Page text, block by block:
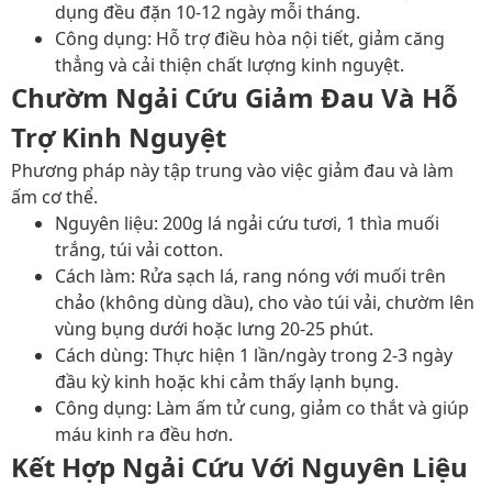
dụng đều đặn 10-12 ngày mỗi tháng.
Công dụng: Hỗ trợ điều hòa nội tiết, giảm căng
thẳng và cải thiện chất lượng kinh nguyệt.
Chườm Ngải Cứu Giảm Đau Và Hỗ
Trợ Kinh Nguyệt
Phương pháp này tập trung vào việc giảm đau và làm
ấm cơ thể.
Nguyên liệu: 200g lá ngải cứu tươi, 1 thìa muối
trắng, túi vải cotton.
Cách làm: Rửa sạch lá, rang nóng với muối trên
chảo (không dùng dầu), cho vào túi vải, chườm lên
vùng bụng dưới hoặc lưng 20-25 phút.
Cách dùng: Thực hiện 1 lần/ngày trong 2-3 ngày
đầu kỳ kinh hoặc khi cảm thấy lạnh bụng.
Công dụng: Làm ấm tử cung, giảm co thắt và giúp
máu kinh ra đều hơn.
Kết Hợp Ngải Cứu Với Nguyên Liệu